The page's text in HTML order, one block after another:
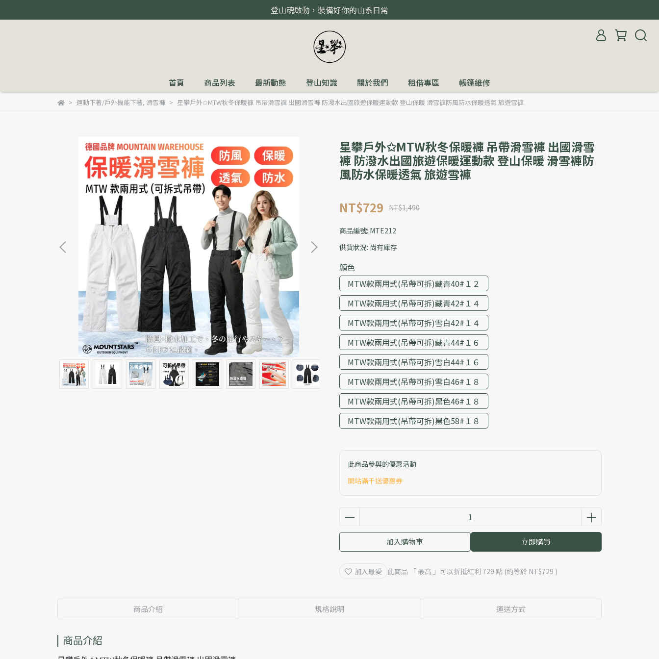
登山魂啟動，裝備好你的山系日常
首頁 商品列表 最新動態 登山知識 關於我們 租借專區 帳篷維修
運動下著/戶外機能下著, 滑雪褲 星攀戶外✩MTW秋冬保暖褲 吊帶滑雪褲 出國滑雪褲 防潑水出國旅遊保暖運動款 登山保暖 滑雪褲防風防水保暖透氣 旅遊雪褲
星攀戶外✩MTW秋冬保暖褲 吊帶滑雪褲 出國滑雪
褲 防潑水出國旅遊保暖運動款 登山保暖 滑雪褲防
風防水保暖透氣 旅遊雪褲
NT$729 NT$1,490
商品編號: MTE212
供貨狀況: 尚有庫存
顏色
MTW款兩用式(吊帶可拆)藏青40#１２
MTW款兩用式(吊帶可拆)藏青42#１４
MTW款兩用式(吊帶可拆)雪白42#１４
MTW款兩用式(吊帶可拆)藏青44#１６
MTW款兩用式(吊帶可拆)雪白44#１６
MTW款兩用式(吊帶可拆)雪白46#１８
MTW款兩用式(吊帶可拆)黑色46#１８
MTW款兩用式(吊帶可拆)黑色58#１８
此商品參與的優惠活動
開站滿千送優惠券
加入購物車 立即購買
加入最愛 此商品 「 最高 」可以折抵紅利 729 點 (約等於 NT$729 )
商品介紹 規格說明 運送方式
商品介紹